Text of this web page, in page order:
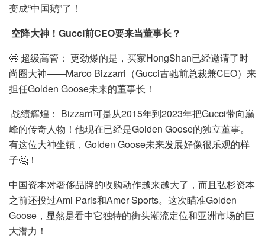
变成“中国鹅”了！
空降大神！Gucci前CEO要来当董事长？
🤩 超级高管： 更劲爆的是，买家HongShan已经邀请了时
尚圈大神——Marco Bizzarri（Gucci古驰前总裁兼CEO）来
担任Golden Goose未来的董事长！
战绩辉煌： Bizzarri可是从2015年到2023年把Gucci带向巅
峰的传奇人物！他现在已经是Golden Goose的独立董事。
有这位大神坐镇，Golden Goose未来发展好像很乐观的样
子🤔！
中国资本对奢侈品牌的收购动作越来越大了，而且弘杉资本
之前还投过Ami Paris和Amer Sports。这次瞄准Golden
Goose，显然是看中它独特的街头潮流定位和亚洲市场的巨
大潜力！